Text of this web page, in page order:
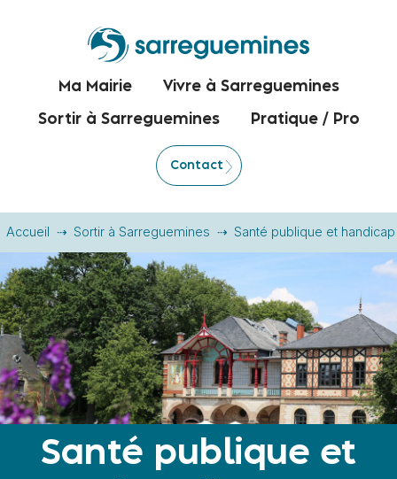
Ma Mairie Vivre à Sarreguemines
Sortir à Sarreguemines Pratique / Pro
Contact
Accueil Sortir à Sarreguemines Santé publique et handicap
Santé publique et